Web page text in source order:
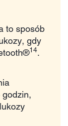
to sposób
gdy
14.